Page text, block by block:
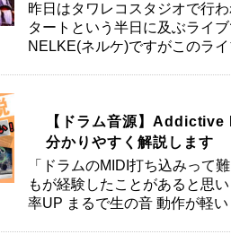
昨日はタワレコスタジオで行
タートという半日に及ぶライ
NELKE(ネルケ)ですがこのラ
【ドラム音源】
分かりやすく解説します
「ドラムのMIDI打ち込みって
もが経験したことがあると思
率UP まるで生の音 動作が軽